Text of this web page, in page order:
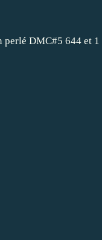
DMC#5 644 et 1